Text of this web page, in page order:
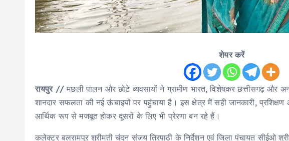
शेयर करें
रायपुर// मछली पालन और छोटे व्यवसायों ने ग्रामीण भारत, विशेषकर छत्तीसगढ़ और
शानदार सफलता की नई ऊंचाइयों पर पहुंचाया है। इस क्षेत्र में सही जानकारी,
आर्थिक रूप से मजबूत होकर दूसरों के लिए भी प्रेरणा बन रहे हैं।
कलेक्टर बलरामपुर श्रीमती चंदन संजय त्रिपाठी के निर्देशन एवं जिला पंचायत सीईओ